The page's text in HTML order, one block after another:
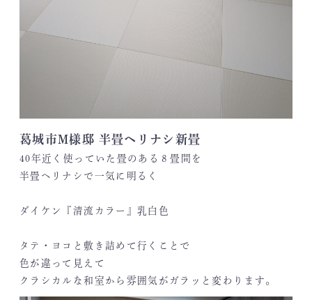
葛城市M様邸 半畳ヘリナシ新畳
40年近く使っていた畳のある８畳間を
半畳ヘリナシで一気に明るく
ダイケン『清流カラー』乳白色
タテ・ヨコと敷き詰めて行くことで
色が違って見えて
クラシカルな和室から雰囲気がガラッと変わります。